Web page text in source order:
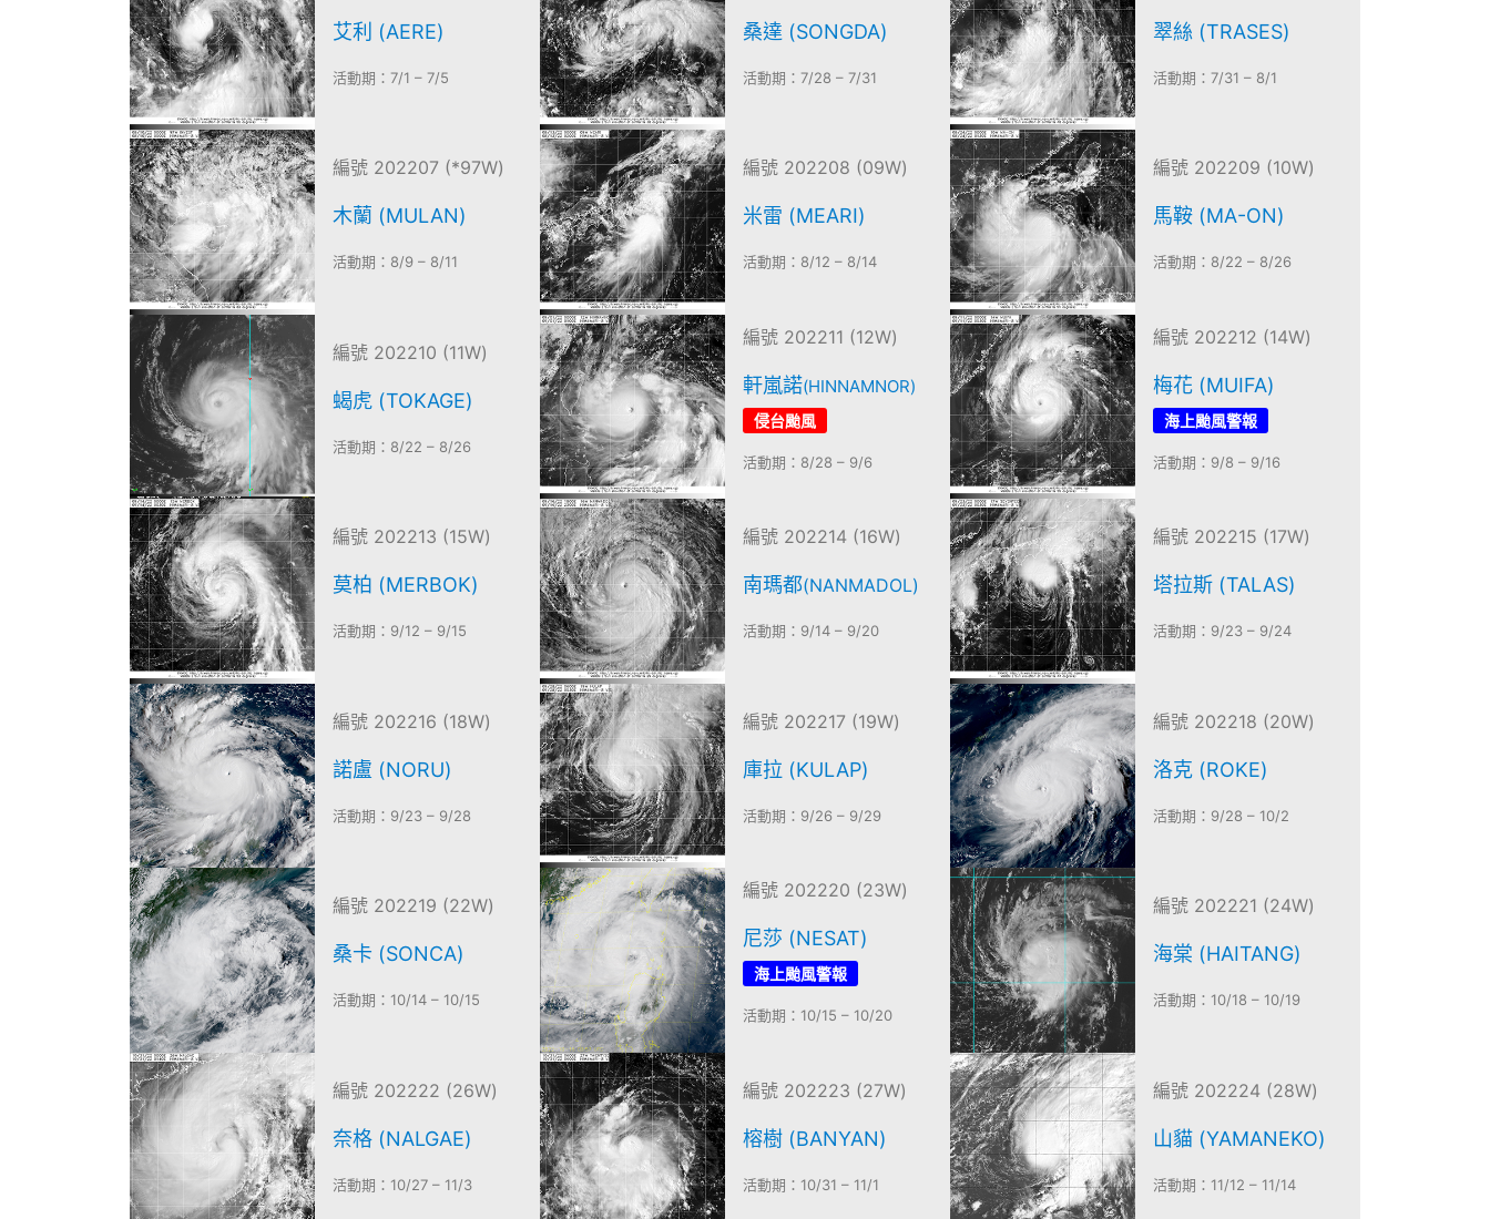
艾利 (AERE)
活動期：7/1 – 7/5
桑達 (SONGDA)
活動期：7/28 – 7/31
翠絲 (TRASES)
活動期：7/31 – 8/1
編號 202207 (*97W)
木蘭 (MULAN)
活動期：8/9 – 8/11
編號 202208 (09W)
米雷 (MEARI)
活動期：8/12 – 8/14
編號 202209 (10W)
馬鞍 (MA-ON)
活動期：8/22 – 8/26
編號 202210 (11W)
蝎虎 (TOKAGE)
活動期：8/22 – 8/26
編號 202211 (12W)
軒嵐諾(HINNAMNOR)
侵台颱風
活動期：8/28 – 9/6
編號 202212 (14W)
梅花 (MUIFA)
海上颱風警報
活動期：9/8 – 9/16
編號 202213 (15W)
莫柏 (MERBOK)
活動期：9/12 – 9/15
編號 202214 (16W)
南瑪都(NANMADOL)
活動期：9/14 – 9/20
編號 202215 (17W)
塔拉斯 (TALAS)
活動期：9/23 – 9/24
編號 202216 (18W)
諾盧 (NORU)
活動期：9/23 – 9/28
編號 202217 (19W)
庫拉 (KULAP)
活動期：9/26 – 9/29
編號 202218 (20W)
洛克 (ROKE)
活動期：9/28 – 10/2
編號 202219 (22W)
桑卡 (SONCA)
活動期：10/14 – 10/15
編號 202220 (23W)
尼莎 (NESAT)
海上颱風警報
活動期：10/15 – 10/20
編號 202221 (24W)
海棠 (HAITANG)
活動期：10/18 – 10/19
編號 202222 (26W)
奈格 (NALGAE)
活動期：10/27 – 11/3
編號 202223 (27W)
榕樹 (BANYAN)
活動期：10/31 – 11/1
編號 202224 (28W)
山貓 (YAMANEKO)
活動期：11/12 – 11/14